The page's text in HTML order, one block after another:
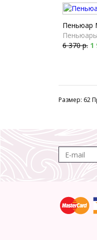
Пеньюар
Пеньюары
6 370 р. 1
Размер: 62